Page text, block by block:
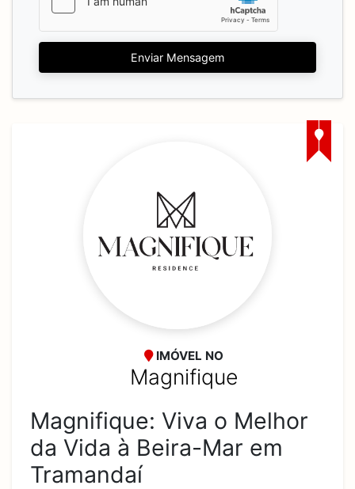
Enviar Mensagem
IMÓVEL NO
Magnifique
Magnifique: Viva o Melhor
da Vida à Beira-Mar em
Tramandaí